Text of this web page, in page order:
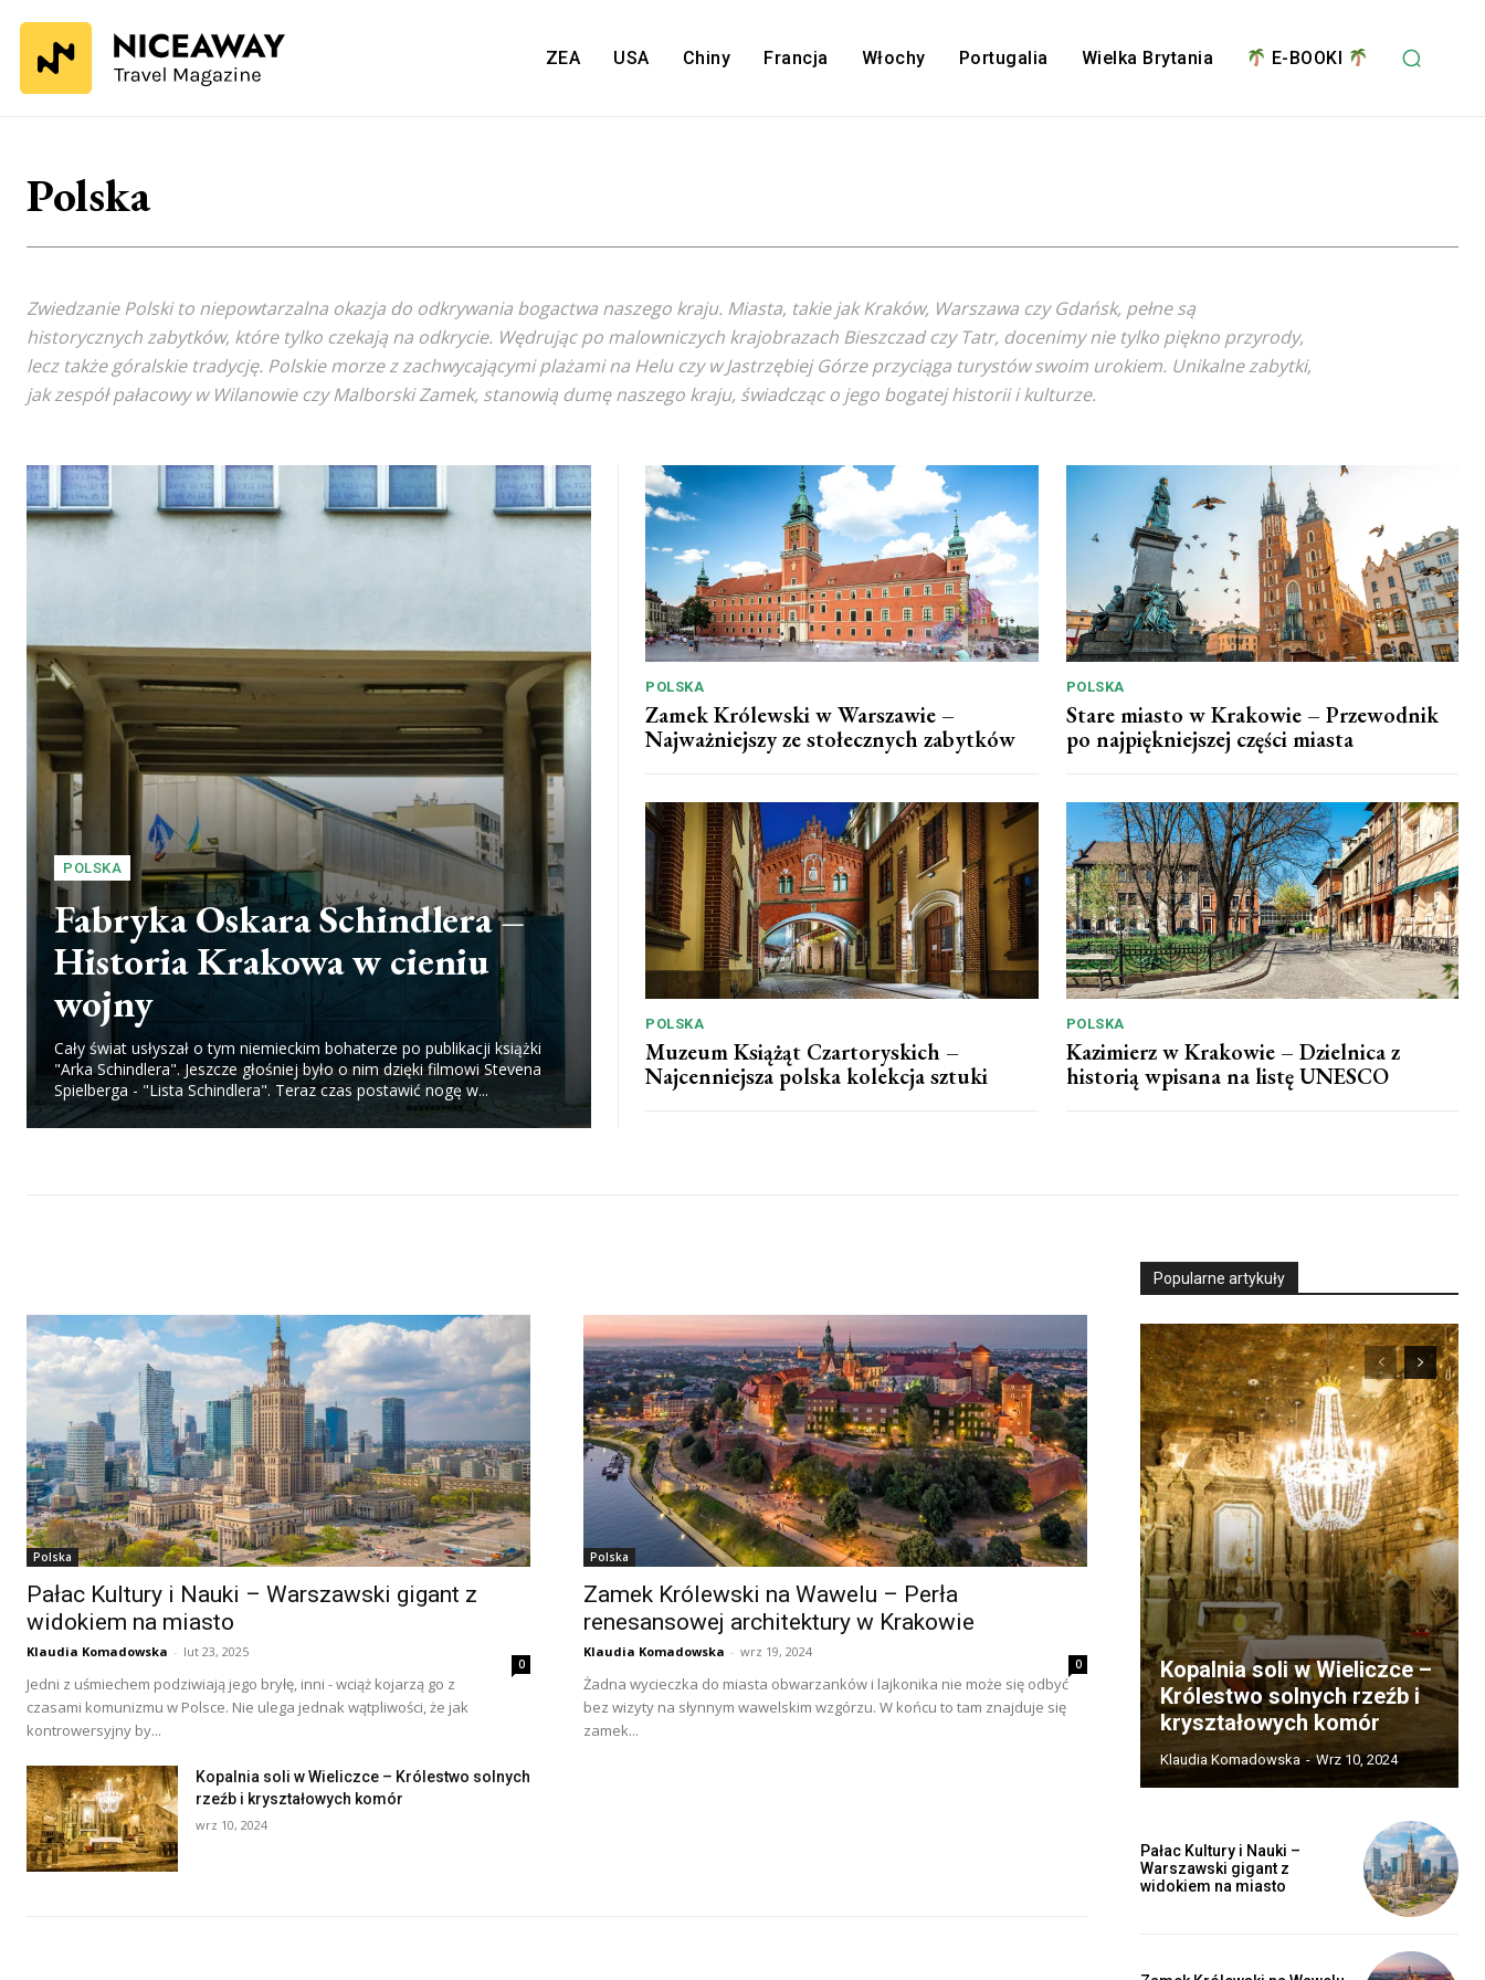
ZEA USA Chiny Francja Włochy Portugalia Wielka Brytania E-BOOKI
Polska
Zwiedzanie Polski to niepowtarzalna okazja do odkrywania bogactwa naszego kraju. Miasta, takie jak Kraków, Warszawa czy Gdańsk, pełne są
historycznych zabytków, które tylko czekają na odkrycie. Wędrując po malowniczych krajobrazach Bieszczad czy Tatr, docenimy nie tylko piękno przyrody,
lecz także góralskie tradycję. Polskie morze z zachwycającymi plażami na Helu czy w Jastrzębiej Górze przyciąga turystów swoim urokiem. Unikalne zabytki,
jak zespół pałacowy w Wilanowie czy Malborski Zamek, stanowią dumę naszego kraju, świadcząc o jego bogatej historii i kulturze.
POLSKA
Fabryka Oskara Schindlera –
Historia Krakowa w cieniu
wojny
Cały świat usłyszał o tym niemieckim bohaterze po publikacji książki
"Arka Schindlera". Jeszcze głośniej było o nim dzięki filmowi Stevena
Spielberga - "Lista Schindlera". Teraz czas postawić nogę w...
POLSKA
Zamek Królewski w Warszawie –
Najważniejszy ze stołecznych zabytków
POLSKA
Stare miasto w Krakowie – Przewodnik
po najpiękniejszej części miasta
POLSKA
Muzeum Książąt Czartoryskich –
Najcenniejsza polska kolekcja sztuki
POLSKA
Kazimierz w Krakowie – Dzielnica z
historią wpisana na listę UNESCO
Polska
Pałac Kultury i Nauki – Warszawski gigant z
widokiem na miasto
Klaudia Komadowska - lut 23, 2025
0
Jedni z uśmiechem podziwiają jego bryłę, inni - wciąż kojarzą go z
czasami komunizmu w Polsce. Nie ulega jednak wątpliwości, że jak
kontrowersyjny by...
Polska
Zamek Królewski na Wawelu – Perła
renesansowej architektury w Krakowie
Klaudia Komadowska - wrz 19, 2024
0
Żadna wycieczka do miasta obwarzanków i lajkonika nie może się odbyć
bez wizyty na słynnym wawelskim wzgórzu. W końcu to tam znajduje się
zamek...
Kopalnia soli w Wieliczce – Królestwo solnych
rzeźb i kryształowych komór
wrz 10, 2024
Popularne artykuły
Kopalnia soli w Wieliczce –
Królestwo solnych rzeźb i
kryształowych komór
Klaudia Komadowska - Wrz 10, 2024
Pałac Kultury i Nauki –
Warszawski gigant z
widokiem na miasto